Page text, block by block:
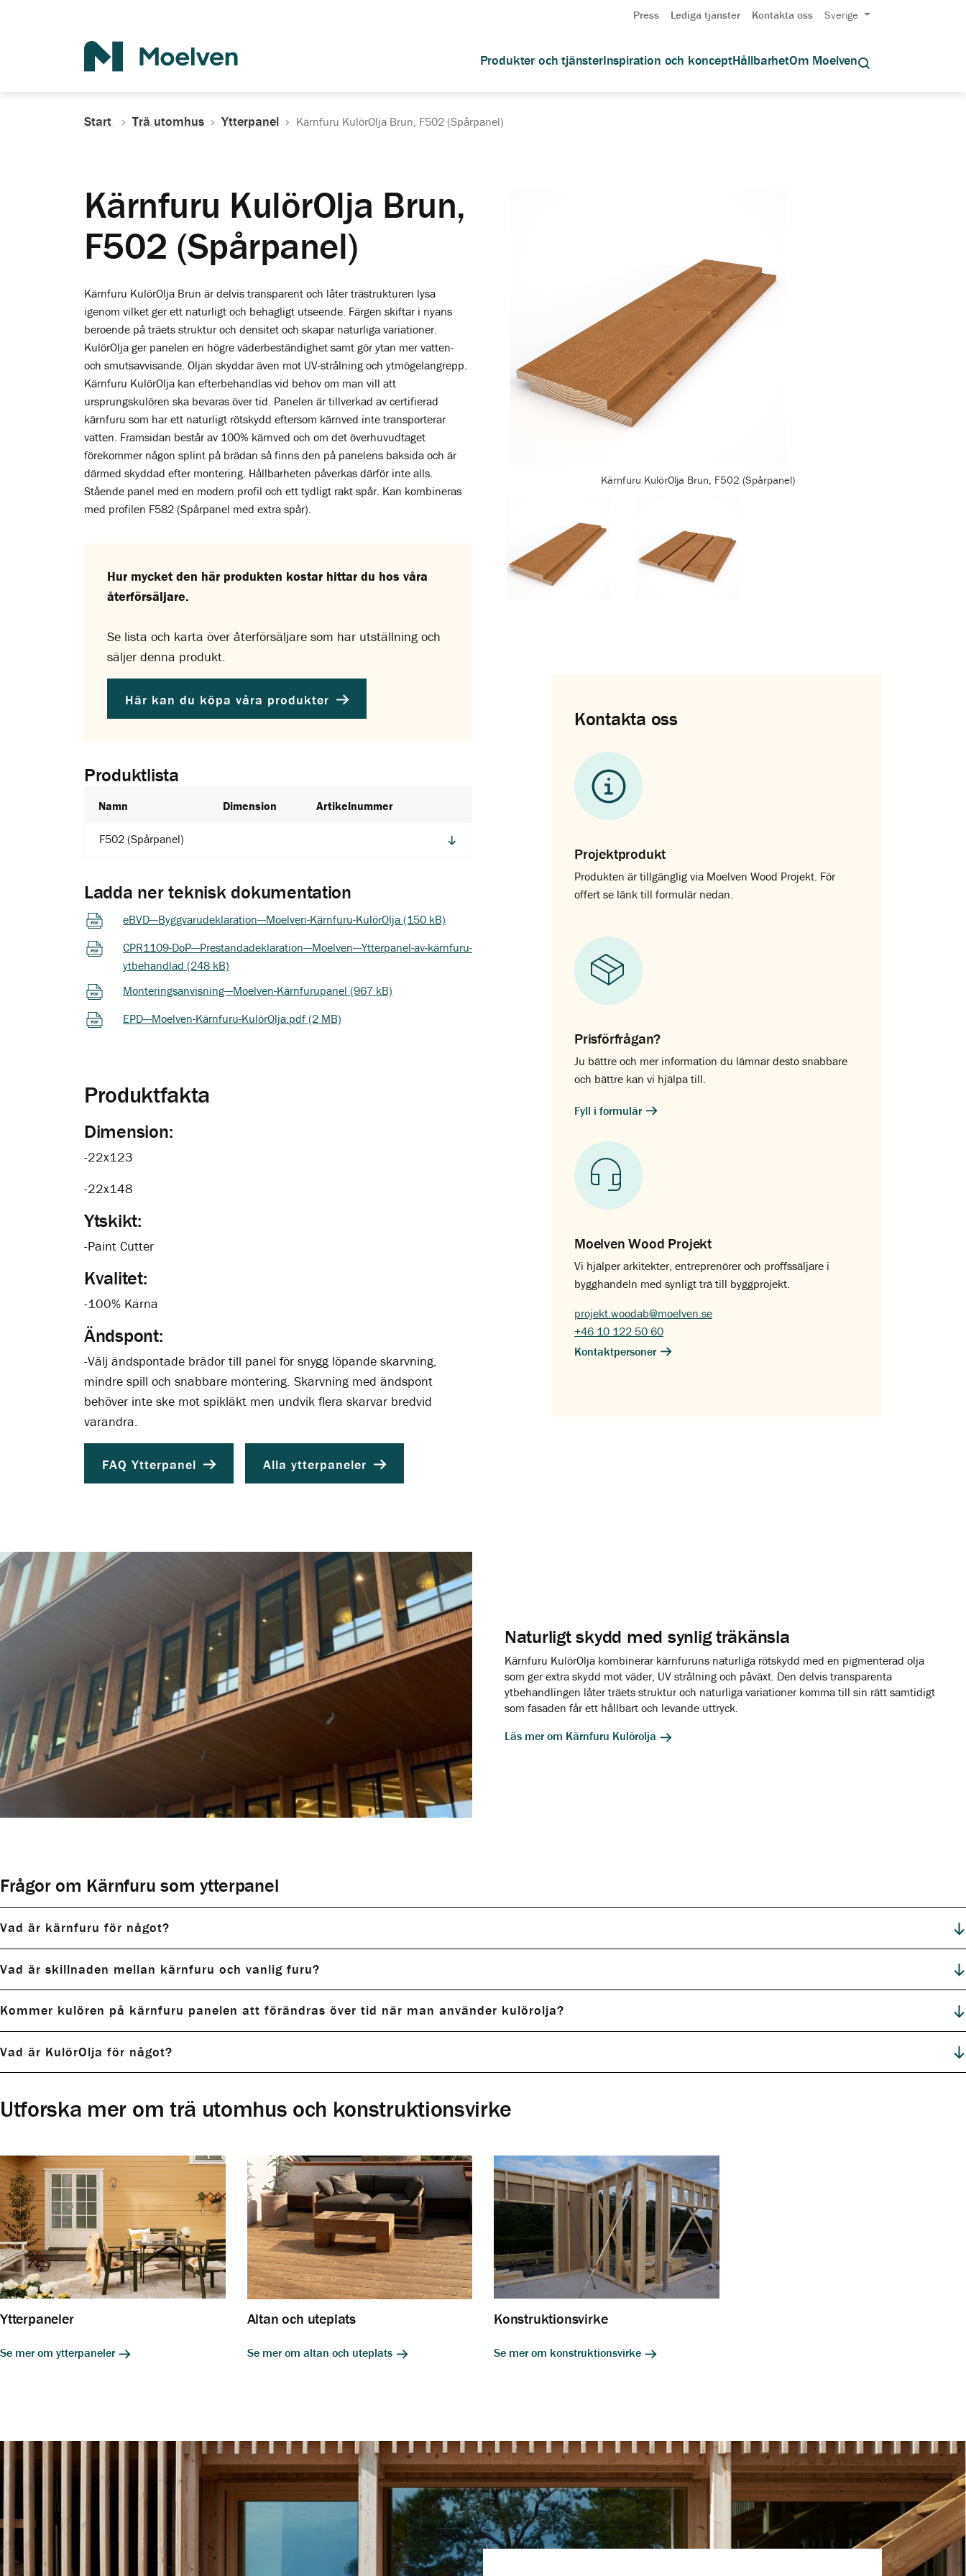
Press Lediga tjänster Kontakta oss Sverige
Produkter och tjänsterInspiration och konceptHållbarhetOm Moelven
Start Trä utomhus Ytterpanel Kärnfuru KulörOlja Brun, F502 (Spårpanel)
Kärnfuru KulörOlja Brun,
F502 (Spårpanel)
Kärnfuru KulörOlja Brun är delvis transparent och låter trästrukturen lysa
igenom vilket ger ett naturligt och behagligt utseende. Färgen skiftar i nyans
beroende på träets struktur och densitet och skapar naturliga variationer.
KulörOlja ger panelen en högre väderbeständighet samt gör ytan mer vatten-
och smutsavvisande. Oljan skyddar även mot UV-strålning och ytmögelangrepp.
Kärnfuru KulörOlja kan efterbehandlas vid behov om man vill att
ursprungskulören ska bevaras över tid. Panelen är tillverkad av certifierad
kärnfuru som har ett naturligt rötskydd eftersom kärnved inte transporterar
vatten. Framsidan består av 100% kärnved och om det överhuvudtaget
förekommer någon splint på brädan så finns den på panelens baksida och är
därmed skyddad efter montering. Hållbarheten påverkas därför inte alls.
Stående panel med en modern profil och ett tydligt rakt spår. Kan kombineras
med profilen F582 (Spårpanel med extra spår).
Hur mycket den här produkten kostar hittar du hos våra
återförsäljare.
Se lista och karta över återförsäljare som har utställning och
säljer denna produkt.
Här kan du köpa våra produkter
Produktlista
Namn Dimension Artikelnummer
F502 (Spårpanel)
Ladda ner teknisk dokumentation
eBVD---Byggvarudeklaration---Moelven-Kärnfuru-KulörOlja (150 kB)
CPR1109-DoP---Prestandadeklaration---Moelven---Ytterpanel-av-kärnfuru-
ytbehandlad (248 kB)
Monteringsanvisning---Moelven-Kärnfurupanel (967 kB)
EPD---Moelven-Kärnfuru-KulörOlja.pdf (2 MB)
Produktfakta
Dimension:
-22x123
-22x148
Ytskikt:
-Paint Cutter
Kvalitet:
-100% Kärna
Ändspont:
-Välj ändspontade brädor till panel för snygg löpande skarvning,
mindre spill och snabbare montering. Skarvning med ändspont
behöver inte ske mot spikläkt men undvik flera skarvar bredvid
varandra.
FAQ Ytterpanel Alla ytterpaneler
Kärnfuru KulörOlja Brun, F502 (Spårpanel)
Kontakta oss
Projektprodukt
Produkten är tillgänglig via Moelven Wood Projekt. För
offert se länk till formulär nedan.
Prisförfrågan?
Ju bättre och mer information du lämnar desto snabbare
och bättre kan vi hjälpa till.
Fyll i formulär
Moelven Wood Projekt
Vi hjälper arkitekter, entreprenörer och proffssäljare i
bygghandeln med synligt trä till byggprojekt.
projekt.woodab@moelven.se
+46 10 122 50 60
Kontaktpersoner
Naturligt skydd med synlig träkänsla
Kärnfuru KulörOlja kombinerar kärnfuruns naturliga rötskydd med en pigmenterad olja
som ger extra skydd mot väder, UV strålning och påväxt. Den delvis transparenta
ytbehandlingen låter träets struktur och naturliga variationer komma till sin rätt samtidigt
som fasaden får ett hållbart och levande uttryck.
Läs mer om Kärnfuru Kulörolja
Frågor om Kärnfuru som ytterpanel
Vad är kärnfuru för något?
Vad är skillnaden mellan kärnfuru och vanlig furu?
Kommer kulören på kärnfuru panelen att förändras över tid när man använder kulörolja?
Vad är KulörOlja för något?
Utforska mer om trä utomhus och konstruktionsvirke
Ytterpaneler
Se mer om ytterpaneler
Altan och uteplats
Se mer om altan och uteplats
Konstruktionsvirke
Se mer om konstruktionsvirke